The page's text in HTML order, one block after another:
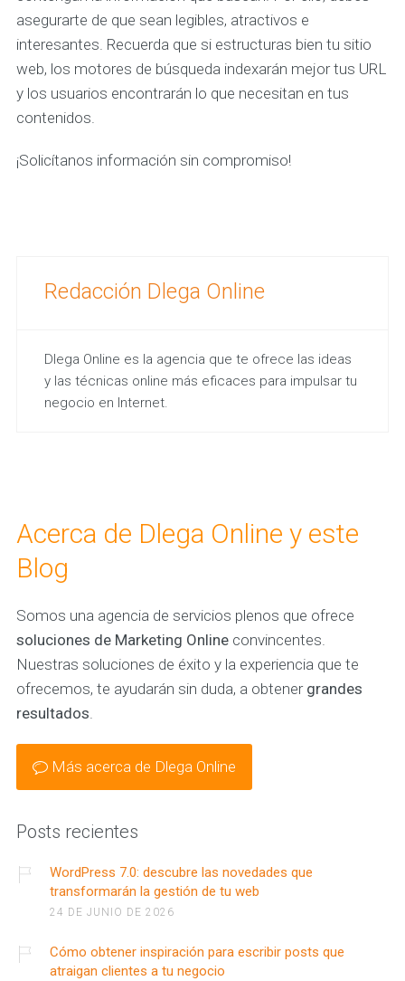
asegurarte de que sean legibles, atractivos e
interesantes. Recuerda que si estructuras bien tu sitio
web, los motores de búsqueda indexarán mejor tus URL
y los usuarios encontrarán lo que necesitan en tus
contenidos.
¡Solicítanos información sin compromiso!
Redacción Dlega Online
Dlega Online es la agencia que te ofrece las ideas
y las técnicas online más eficaces para impulsar tu
negocio en Internet.
Acerca de Dlega Online y este
Blog
Somos una agencia de servicios plenos que ofrece
soluciones de Marketing Onlineconvincentes.
Nuestras soluciones de éxito y la experiencia que te
ofrecemos, te ayudarán sin duda, a obtener grandes
resultados.
Más acerca de Dlega Online
Posts recientes
WordPress 7.0: descubre las novedades que
transformarán la gestión de tu web
24 DE JUNIO DE 2026
Cómo obtener inspiración para escribir posts que
atraigan clientes a tu negocio